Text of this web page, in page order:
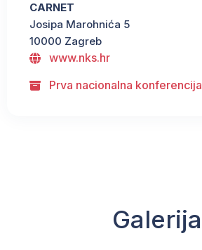
CARNET
Josipa Marohnića 5
10000 Zagreb
www.nks.hr
Prva nacionalna konferencija
Galerija